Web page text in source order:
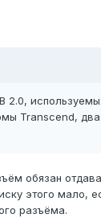
2.0,
Transcend,
обязан
этого мало,
разъёма.